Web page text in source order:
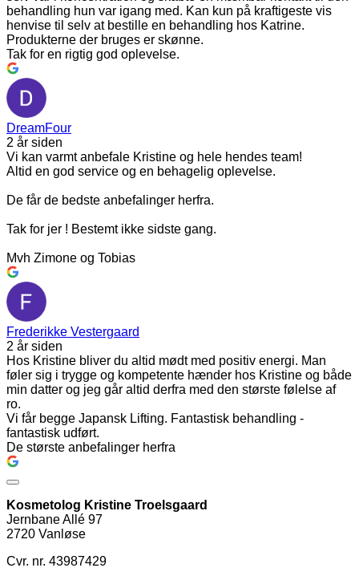
behandling hun var igang med. Kan kun på kraftigeste vis
henvise til selv at bestille en behandling hos Katrine.
Produkterne der bruges er skønne.
Tak for en rigtig god oplevelse.
DreamFour
2 år siden
Vi kan varmt anbefale Kristine og hele hendes team!
Altid en god service og en behagelig oplevelse.
De får de bedste anbefalinger herfra.
Tak for jer ! Bestemt ikke sidste gang.
Mvh Zimone og Tobias
Frederikke Vestergaard
2 år siden
Hos Kristine bliver du altid mødt med positiv energi. Man
føler sig i trygge og kompetente hænder hos Kristine og både
min datter og jeg går altid derfra med den største følelse af
ro.
Vi får begge Japansk Lifting. Fantastisk behandling -
fantastisk udført.
De største anbefalinger herfra
Kosmetolog Kristine Troelsgaard
Jernbane Allé 97
2720 Vanløse
Cvr. nr. 43987429